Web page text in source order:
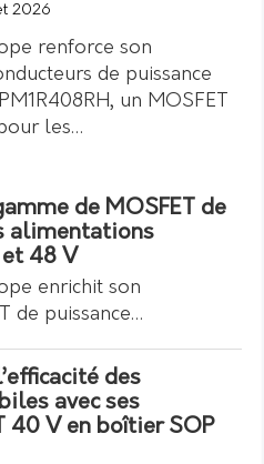
2026
renforce son
de puissance
un MOSFET
les…
de MOSFET de
alimentations
48 V
enrichit son
de puissance…
des
avec ses
40 V en boîtier SOP